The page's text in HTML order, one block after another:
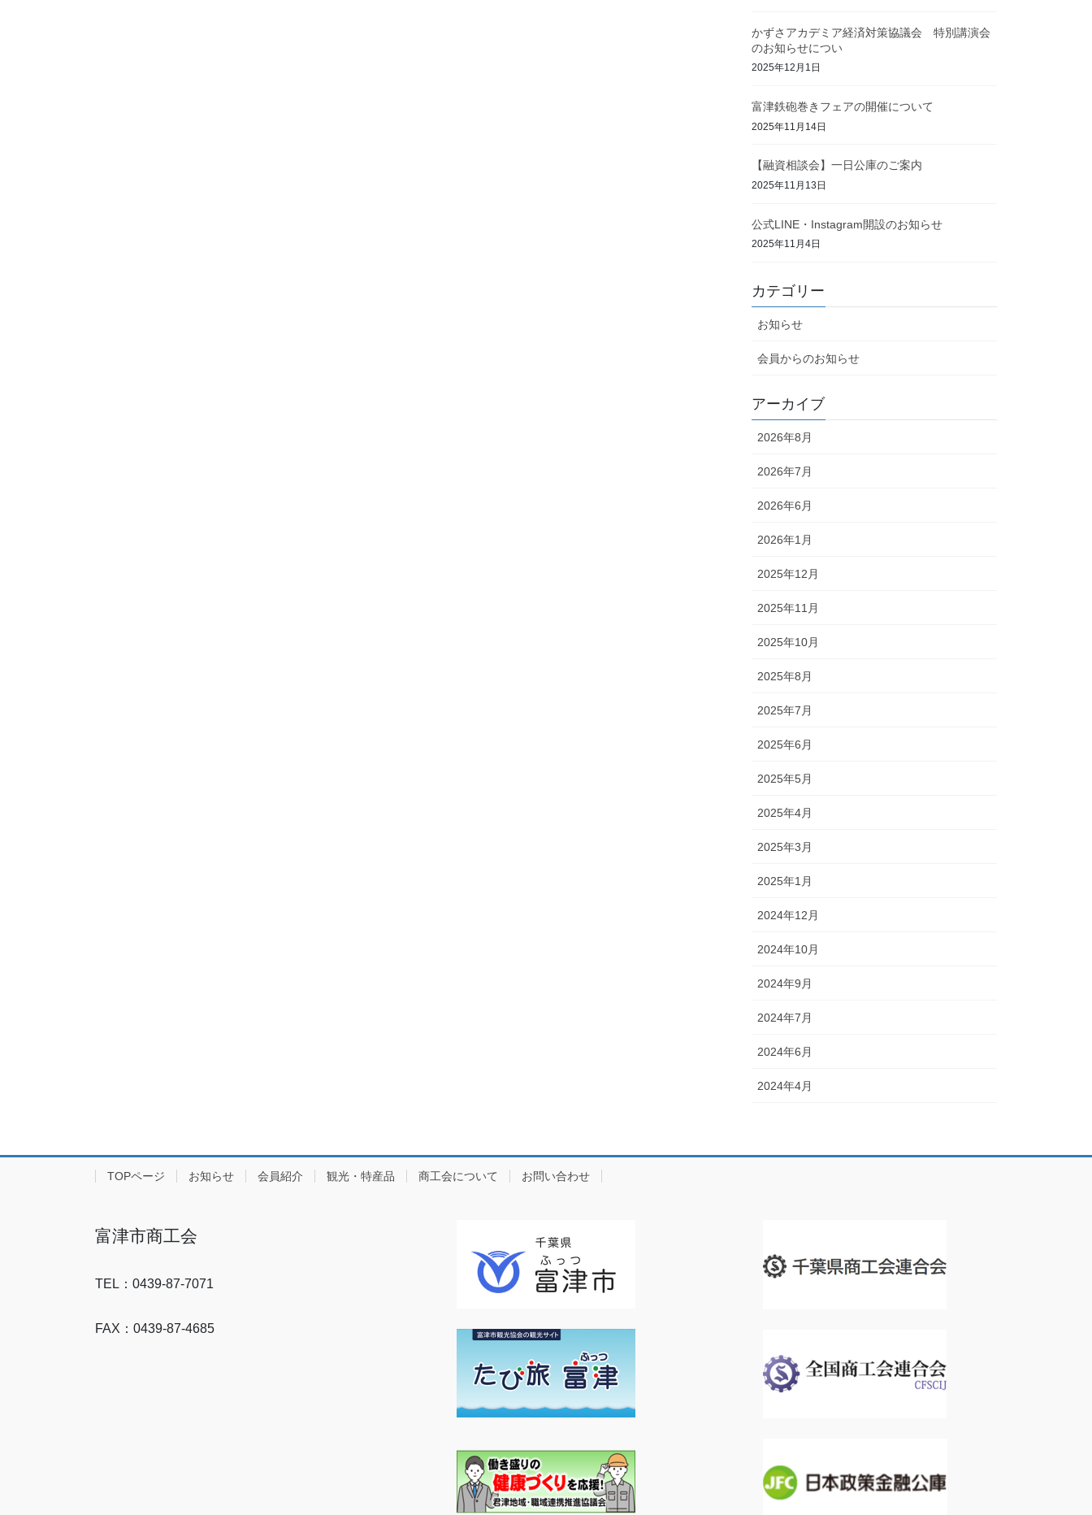
かずさアカデミア経済対策協議会 特別講演会
のお知らせについ
2025年12月1日
富津鉄砲巻きフェアの開催について
2025年11月14日
【融資相談会】一日公庫のご案内
2025年11月13日
公式LINE・Instagram開設のお知らせ
2025年11月4日
カテゴリー
お知らせ
会員からのお知らせ
アーカイブ
2026年8月
2026年7月
2026年6月
2026年1月
2025年12月
2025年11月
2025年10月
2025年8月
2025年7月
2025年6月
2025年5月
2025年4月
2025年3月
2025年1月
2024年12月
2024年10月
2024年9月
2024年7月
2024年6月
2024年4月
TOPページ お知らせ 会員紹介 観光・特産品 商工会について お問い合わせ
富津市商工会
TEL：0439-87-7071
FAX：0439-87-4685